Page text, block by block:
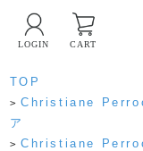
LOGIN CART
TOP
> Christiane
ア
> Christiane